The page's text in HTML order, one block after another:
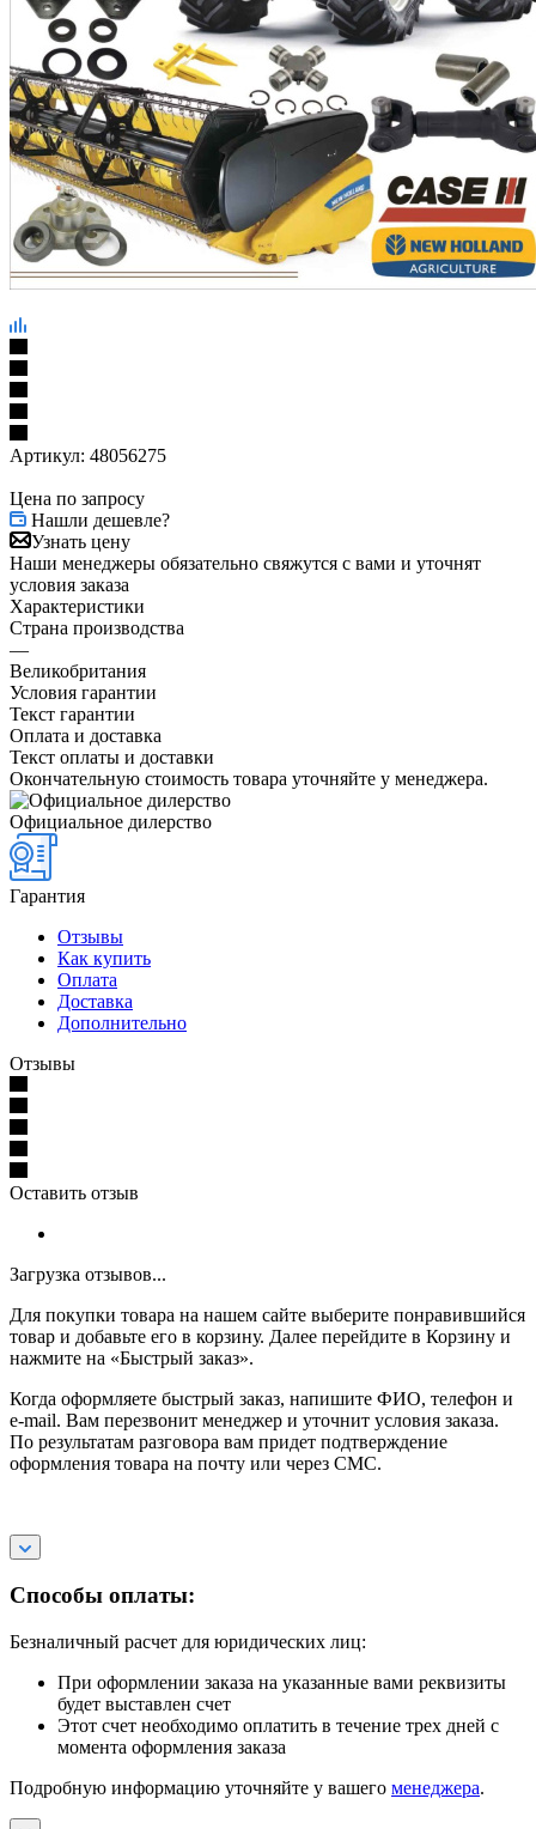
Артикул: 48056275
Цена по запросу
Нашли дешевле?
Узнать цену
Наши менеджеры обязательно свяжутся с вами и уточнят
условия заказа
Характеристики
Страна производства
—
Великобритания
Условия гарантии
Текст гарантии
Оплата и доставка
Текст оплаты и доставки
Окончательную стоимость товара уточняйте у менеджера.
Официальное дилерство
Гарантия
Отзывы
Как купить
Оплата
Доставка
Дополнительно
Отзывы
Оставить отзыв
Загрузка отзывов...
Для покупки товара на нашем сайте выберите понравившийся
товар и добавьте его в корзину. Далее перейдите в Корзину и
нажмите на «Быстрый заказ».
Когда оформляете быстрый заказ, напишите ФИО, телефон и
e-mail. Вам перезвонит менеджер и уточнит условия заказа.
По результатам разговора вам придет подтверждение
оформления товара на почту или через СМС.
Способы оплаты:
Безналичный расчет для юридических лиц:
При оформлении заказа на указанные вами реквизиты
будет выставлен счет
Этот счет необходимо оплатить в течение трех дней с
момента оформления заказа
Подробную информацию уточняйте у вашего менеджера.